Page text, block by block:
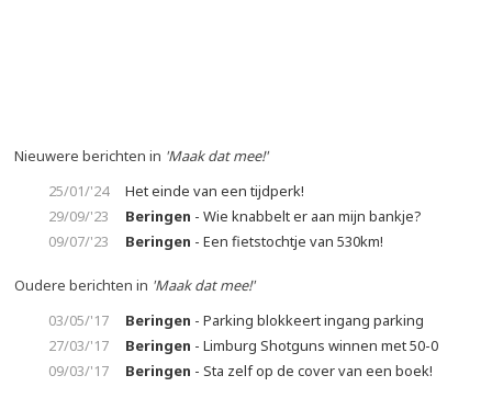
Nieuwere berichten in 'Maak dat mee!'
25/01/'24
Het einde van een tijdperk!
29/09/'23
Beringen - Wie knabbelt er aan mijn bankje?
09/07/'23
Beringen - Een fietstochtje van 530km!
Oudere berichten in 'Maak dat mee!'
03/05/'17
Beringen - Parking blokkeert ingang parking
27/03/'17
Beringen - Limburg Shotguns winnen met 50-0
09/03/'17
Beringen - Sta zelf op de cover van een boek!